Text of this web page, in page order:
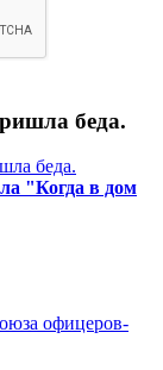
беда.
беда.
"Когда в дом
офицеров-